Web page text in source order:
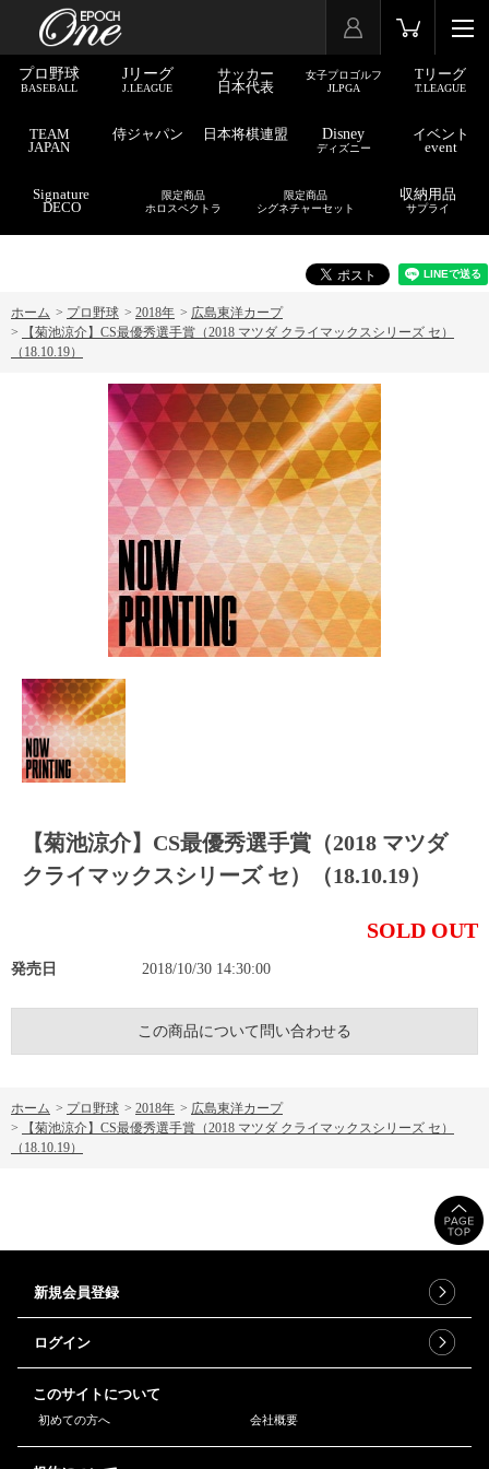
プロ野球
BASEBALL
Jリーグ
J.LEAGUE
サッカー
日本代表
女子プロゴルフ
JLPGA
Tリーグ
T.LEAGUE
TEAM
JAPAN
侍ジャパン 日本将棋連盟 Disney
ディズニー
イベント
event
Signature
DECO
限定商品
ホロスペクトラ
限定商品
シグネチャーセット
収納用品
サプライ
ホーム > プロ野球 > 2018年 > 広島東洋カープ
>
【菊池涼介】CS最優秀選手賞（2018 マツダ クライマックスシリーズ セ）
（18.10.19）
【菊池涼介】CS最優秀選手賞（2018 マツダ
クライマックスシリーズ セ）（18.10.19）
SOLD OUT
発売日 2018/10/30 14:30:00
この商品について問い合わせる
ホーム > プロ野球 > 2018年 > 広島東洋カープ
>
【菊池涼介】CS最優秀選手賞（2018 マツダ クライマックスシリーズ セ）
（18.10.19）
新規会員登録
ログイン
このサイトについて
初めての方へ 会社概要